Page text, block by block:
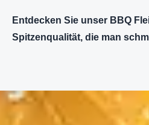
Entdecken Sie unser BBQ
Spitzenqualität, die man